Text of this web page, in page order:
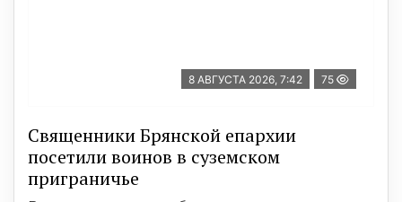
8 АВГУСТА 2026, 7:42 75
Священники Брянской епархии
посетили воинов в суземском
приграничье